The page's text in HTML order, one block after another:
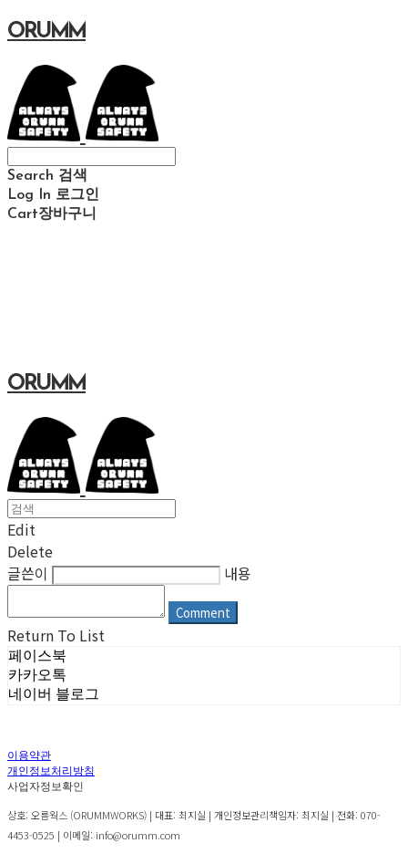
ORUMM
Search 검색
Log In 로그인
Cart장바구니
ORUMM
Edit
Delete
글쓴이
내용
Comment
Return To List
페이스북
카카오톡
네이버 블로그
이용약관
개인정보처리방침
사업자정보확인
상호: 오름웍스 (ORUMMWORKS) | 대표: 최지실 | 개인정보관리책임자: 최지실 | 전화: 070-
4453-0525 | 이메일: info@orumm.com